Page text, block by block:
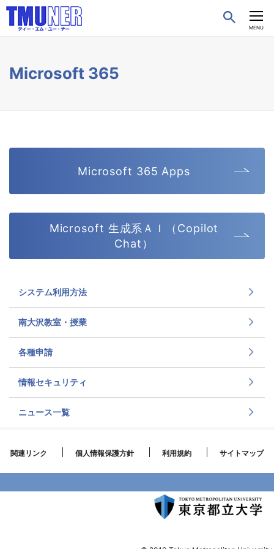
CLOSE
MENU
Microsoft 365
Microsoft 365 Apps
Microsoft 生成系ＡＩ（Copilot
Chat）
システム利用方法
南大沢教室・授業
各種申請
情報セキュリティ
ニュース一覧
関連リンク 個人情報保護方針 利用規約 サイトマップ